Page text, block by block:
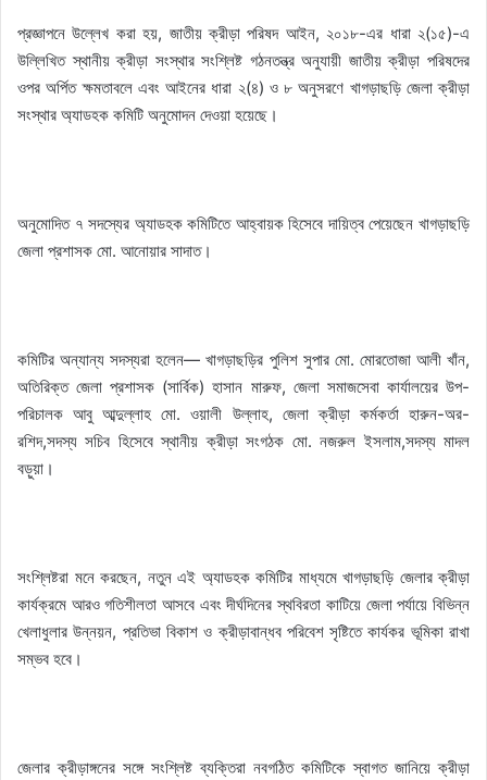
প্রজ্ঞাপনে উল্লেখ করা হয়, জাতীয় ক্রীড়া পরিষদ আইন, ২০১৮-এর ধারা ২(১৫)-এ
উল্লিখিত স্থানীয় ক্রীড়া সংস্থার সংশ্লিষ্ট গঠনতন্ত্র অনুযায়ী জাতীয় ক্রীড়া পরিষদের
ওপর অর্পিত ক্ষমতাবলে এবং আইনের ধারা ২(৪) ও ৮ অনুসরণে খাগড়াছড়ি জেলা ক্রীড়া
সংস্থার অ্যাডহক কমিটি অনুমোদন দেওয়া হয়েছে।
অনুমোদিত ৭ সদস্যের অ্যাডহক কমিটিতে আহ্বায়ক হিসেবে দায়িত্ব পেয়েছেন খাগড়াছড়ি
জেলা প্রশাসক মো. আনোয়ার সাদাত।
কমিটির অন্যান্য সদস্যরা হলেন— খাগড়াছড়ির পুলিশ সুপার মো. মোরতোজা আলী খাঁন,
অতিরিক্ত জেলা প্রশাসক (সার্বিক) হাসান মারুফ, জেলা সমাজসেবা কার্যালয়ের উপ-
পরিচালক আবু আব্দুল্লাহ মো. ওয়ালী উল্লাহ, জেলা ক্রীড়া কর্মকর্তা হারুন-অর-
রশিদ,সদস্য সচিব হিসেবে স্থানীয় ক্রীড়া সংগঠক মো. নজরুল ইসলাম,সদস্য মাদল
বড়ুয়া।
সংশ্লিষ্টরা মনে করছেন, নতুন এই অ্যাডহক কমিটির মাধ্যমে খাগড়াছড়ি জেলার ক্রীড়া
কার্যক্রমে আরও গতিশীলতা আসবে এবং দীর্ঘদিনের স্থবিরতা কাটিয়ে জেলা পর্যায়ে বিভিন্ন
খেলাধুলার উন্নয়ন, প্রতিভা বিকাশ ও ক্রীড়াবান্ধব পরিবেশ সৃষ্টিতে কার্যকর ভূমিকা রাখা
সম্ভব হবে।
জেলার ক্রীড়াঙ্গনের সঙ্গে সংশ্লিষ্ট ব্যক্তিরা নবগঠিত কমিটিকে স্বাগত জানিয়ে ক্রীড়া